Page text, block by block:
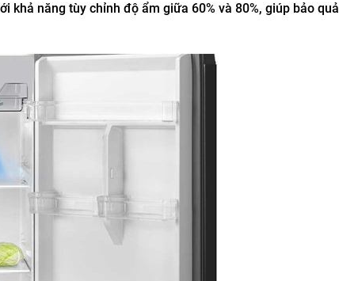
khả năng tùy chỉnh độ ẩm giữa 60% và 80%, giúp bảo